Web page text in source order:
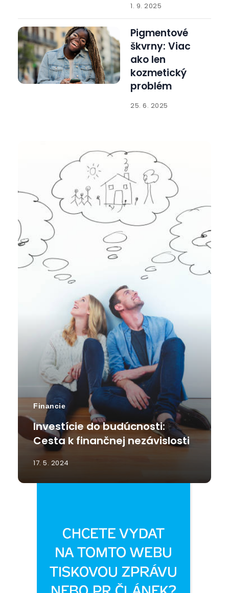
1. 9. 2025
Pigmentové
škvrny: Viac
ako len
kozmetický
problém
25. 6. 2025
Financie
Investície do budúcnosti:
Cesta k finančnej nezávislosti
17. 5. 2024